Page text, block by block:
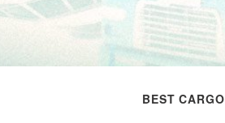
BEST CARGO